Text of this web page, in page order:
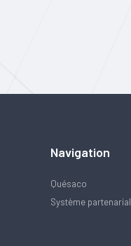
Navigation
Quésaco
Système partenarial